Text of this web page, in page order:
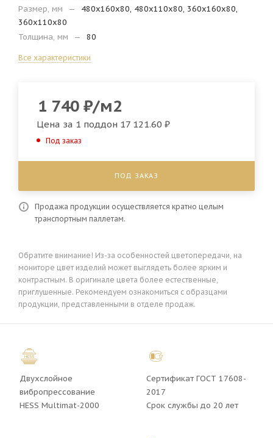
Размер, мм
—
480х160х80, 480х110х80, 360х160х80,
360х110х80
Толщина, мм
— 80
Все характеристики
1 740 ₽/м2
Цена за 1 поддон 17 121.60 ₽
Под заказ
ПОД ЗАКАЗ
Продажа продукции осуществляется кратно целым
транспортным паллетам.
Обратите внимание! Из-за особенностей цветопередачи, на
мониторе цвет изделий может выглядеть более ярким и
контрастным. В оригинале цвета более естественные,
приглушенные. Рекомендуем ознакомиться с образцами
продукции, представленными в отделе продаж.
Двухслойное
вибропрессование
HESS Multimat-2000
Сертификат ГОСТ 17608-
2017
Срок службы до 20 лет